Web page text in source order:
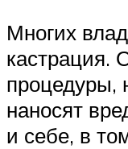
Многих
кастрация.
процедуры,
наносят
и себе, в